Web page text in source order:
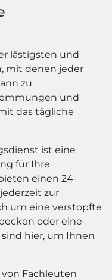
lästigsten und
mit denen jeder
zu
und
das tägliche
ist eine
für Ihre
einen 24-
zur
um eine verstopfte
oder eine
hier, um Ihnen
Fachleuten